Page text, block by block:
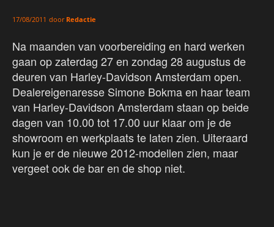
17/08/2011 door Redactie
Na maanden van voorbereiding en hard werken
gaan op zaterdag 27 en zondag 28 augustus de
deuren van Harley-Davidson Amsterdam open.
Dealereigenaresse Simone Bokma en haar team
van Harley-Davidson Amsterdam staan op beide
dagen van 10.00 tot 17.00 uur klaar om je de
showroom en werkplaats te laten zien. Uiteraard
kun je er de nieuwe 2012-modellen zien, maar
vergeet ook de bar en de shop niet.